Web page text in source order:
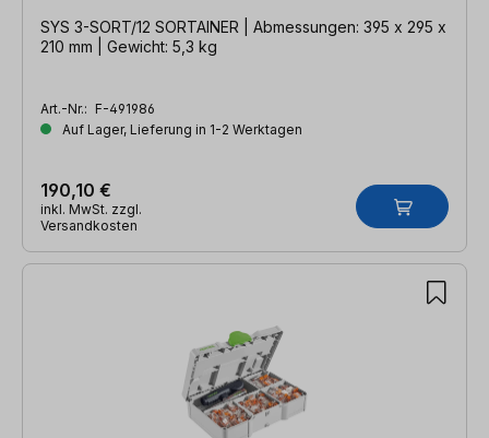
SYS 3-SORT/12 SORTAINER | Abmessungen: 395 x 295 x
210 mm | Gewicht: 5,3 kg
Art.-Nr.: F-491986
Auf Lager, Lieferung in 1-2 Werktagen
190,10 €
inkl. MwSt. zzgl.
Versandkosten